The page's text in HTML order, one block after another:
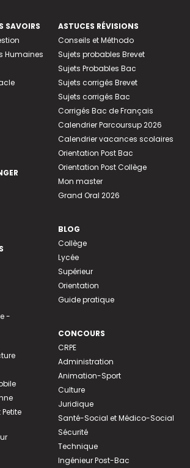
SAVOIRS
Humaines
-
ASTUCES RÉVISIONS
Conseils et Méthodo
Sujets probables Brevet
Sujets Probables Bac
Sujets corrigés Brevet
Sujets corrigés Bac
Corrigés Bac de Français
Calendrier Parcoursup 2026
Calendrier vacances scolaires
Orientation Post Bac
Orientation Post Collège
Mon master
Grand Oral 2026
BLOG
Collège
Lycée
Supérieur
Orientation
Guide pratique
CONCOURS
CRPE
Administration
Animation-Sport
Culture
Juridique
Santé-Social et Médico-Social
Sécurité
Technique
Ingénieur Post-Bac